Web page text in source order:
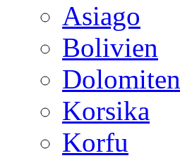
Asiago
Bolivien
Dolomiten
Korsika
Korfu